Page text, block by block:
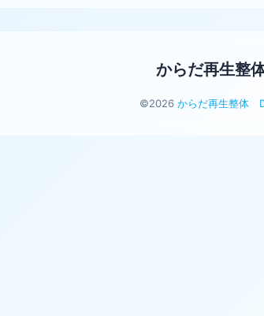
からだ再生整
©2026 からだ再生整体